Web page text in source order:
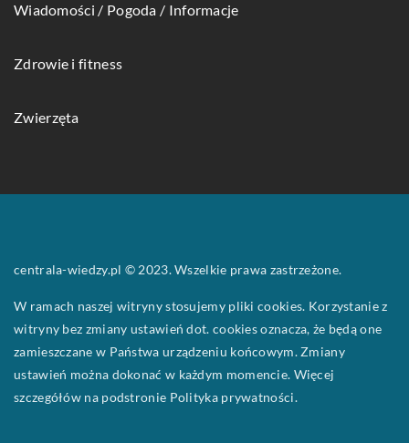
Wiadomości / Pogoda / Informacje
Zdrowie i fitness
Zwierzęta
centrala-wiedzy.pl © 2023. Wszelkie prawa zastrzeżone.
W ramach naszej witryny stosujemy pliki cookies. Korzystanie z
witryny bez zmiany ustawień dot. cookies oznacza, że będą one
zamieszczane w Państwa urządzeniu końcowym. Zmiany
ustawień można dokonać w każdym momencie. Więcej
szczegółów na podstronie Polityka prywatności.